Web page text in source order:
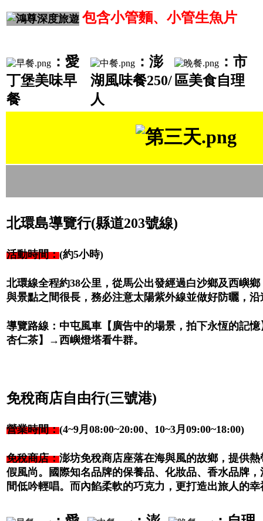
包含小管麵、小管生魚片
： 愛
丁堡美味早
餐
：澎
湖風味餐250/
人
：市
區美食自理
北環島導覽行(縣道203號線)
活動時間：(約5小時)
北環線全程約38公里，從馬公出發經過白沙鄉及西嶼
與景點之間很長，務必注意太陽紫外線並做好防曬，
導覽路線：中屯風車【廣告中的場景，拍下永恆的記
杏仁茶】→西嶼燈塔看牛群。
免稅商店自由行(三號港)
營業時間：(4~9月08:00~20:00、10~3月09:00~18:00)
免稅商店：澎坊免稅商店座落在海與風的故鄉，提供
假風尚。國際知名品牌的保養品、化妝品、香水品牌
間低吟輕唱。而內餡柔軟的巧克力，更打造出旅人的